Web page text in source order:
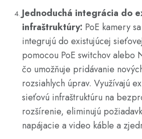
Jednoduchá integrácia do
infraštruktúry: PoE kamery
integrujú do existujúcej
pomocou PoE switchovalebo
čo umožňuje pridávanie
rozsiahlych úprav. Využívajú
sieťovú infraštruktúru na
rozšírenie, eliminujú
napájacie a video káble a